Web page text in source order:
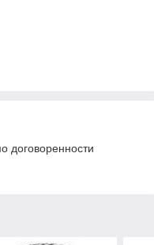
договоренности